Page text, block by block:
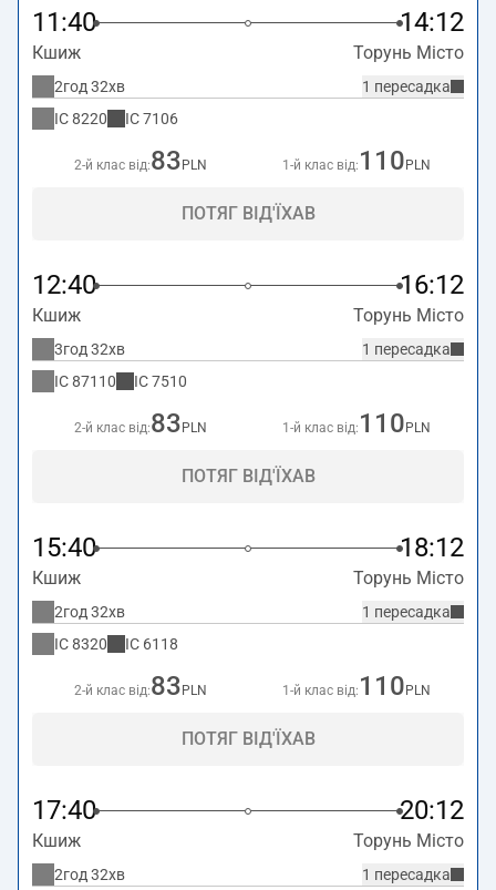
11:40 14:12
Кшиж Торунь Місто
1 пересадка
2год 32хв
IC8220 IC7106
2-й клас від:83 PLN 1-й клас від: 110 PLN
ПОТЯГ ВІД'ЇХАВ
12:40 16:12
Кшиж Торунь Місто
1 пересадка
3год 32хв
IC87110 IC7510
2-й клас від:83 PLN 1-й клас від: 110 PLN
ПОТЯГ ВІД'ЇХАВ
15:40 18:12
Кшиж Торунь Місто
1 пересадка
2год 32хв
IC8320 IC 6118
2-й клас від:83 PLN 1-й клас від: 110 PLN
ПОТЯГ ВІД'ЇХАВ
17:40 20:12
Кшиж Торунь Місто
1 пересадка
2год 32хв